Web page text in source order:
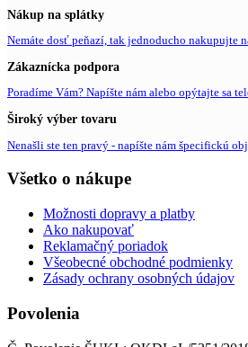
Nákup na splátky
Nemáte dosť peňazí, tak jednoducho nakupujte
Zákaznícka podpora
Poradíme Vám? Napíšte nám alebo opýtajte sa
Široký výber tovaru
Nenašli ste ten pravý - napíšte nám špecifickú
Všetko o nákupe
Možnosti dopravy a platby
Ako nakupovať
Reklamačný poriadok
Všeobecné obchodné podmienky
Zásady ochrany osobných údajov
Povolenia